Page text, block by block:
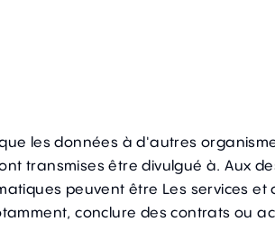
les données à d'autres
transmises être divulgué à. Aux
peuvent être Les services
conclure des contrats ou